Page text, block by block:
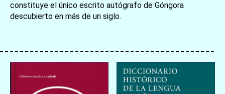
constituye el único escrito autógrafo de Góngora
descubierto en más de un siglo.